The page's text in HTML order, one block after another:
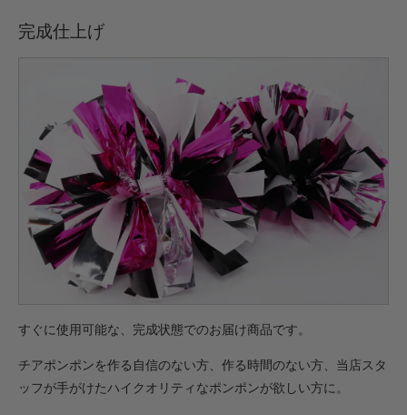
完成仕上げ
すぐに使用可能な、完成状態でのお届け商品です。
チアポンポンを作る自信のない方、作る時間のない方、当店スタ
ッフが手がけたハイクオリティなポンポンが欲しい方に。